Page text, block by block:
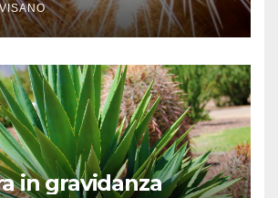
in gravidanza